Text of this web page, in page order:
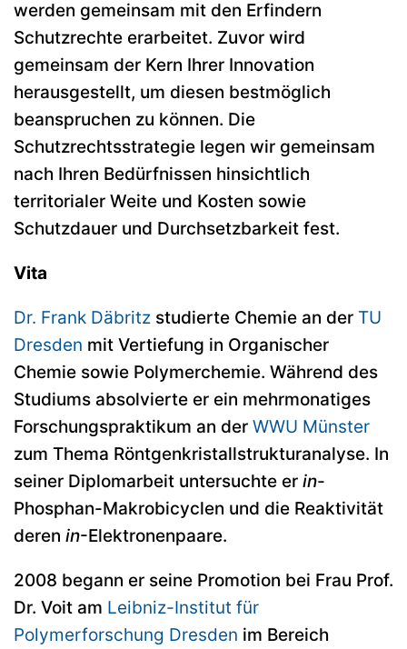
werden gemeinsam mit den Erfindern
Schutzrechte erarbeitet. Zuvor wird
gemeinsam der Kern Ihrer Innovation
herausgestellt, um diesen bestmöglich
beanspruchen zu können. Die
Schutzrechtsstrategie legen wir gemeinsam
nach Ihren Bedürfnissen hinsichtlich
territorialer Weite und Kosten sowie
Schutzdauer und Durchsetzbarkeit fest.
Vita
Dr. Frank Däbritz studierte Chemie an der TU
Dresden mit Vertiefung in Organischer
Chemie sowie Polymerchemie. Während des
Studiums absolvierte er ein mehrmonatiges
Forschungspraktikum an der WWU Münster
zum Thema Röntgenkristallstrukturanalyse. In
seiner Diplomarbeit untersuchte er in-
Phosphan-Makrobicyclen und die Reaktivität
deren in-Elektronenpaare.
2008 begann er seine Promotion bei Frau Prof.
Dr. Voit am Leibniz-Institut für
Polymerforschung Dresden im Bereich